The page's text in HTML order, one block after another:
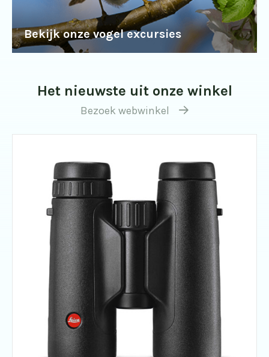
Bekijk onze vogel excursies
Het nieuwste uit onze winkel
Bezoek webwinkel